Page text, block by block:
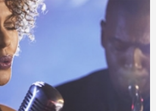
КУПИТЬ